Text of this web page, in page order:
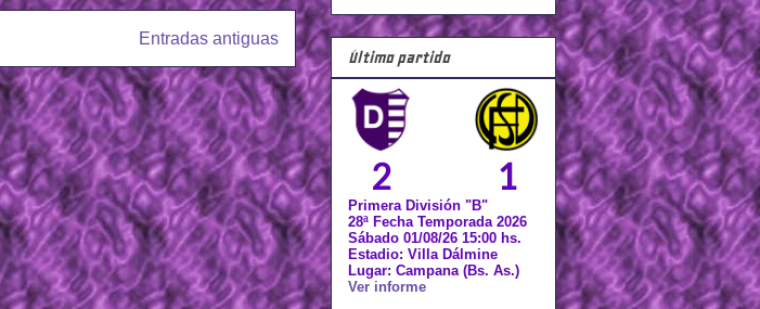
Entradas antiguas
Último partido
2 1
Primera División "B"
28ª Fecha Temporada 2026
Sábado 01/08/26 15:00 hs.
Estadio: Villa Dálmine
Lugar: Campana (Bs. As.)
Ver informe